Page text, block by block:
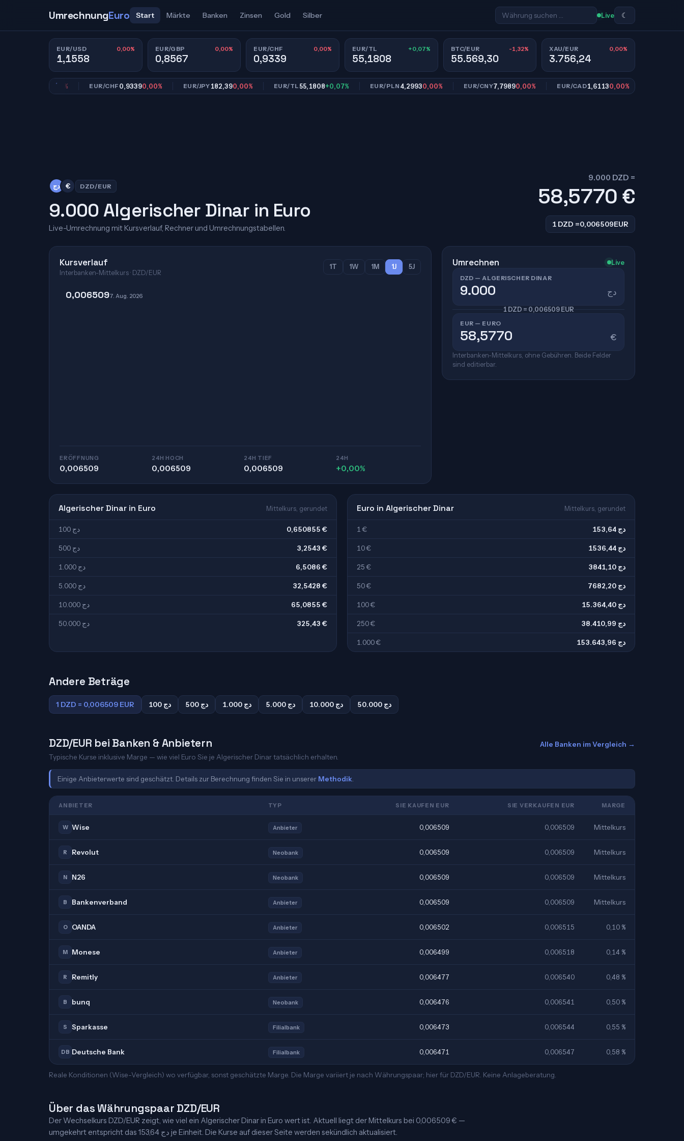
UmrechnungEuro Start Märkte Banken Zinsen Gold Silber Live ☾
EUR/USD 0,00%
1,1558
EUR/GBP 0,00%
0,8567
EUR/CHF 0,00%
0,9339
EUR/TL +0,07%
55,1808
BTC/EUR -1,32%
55.569,30
XAU/EUR 0,00%
3.756,24
EUR/CHF0,93390,00% EUR/JPY 182,390,00% EUR/TL55,1808+0,07% EUR/PLN4,29930,00% EUR/CNY7,79890,00% EUR/CAD1,61130,00%
دج € DZD/EUR
9.000 Algerischer Dinar in Euro
Live-Umrechnung mit Kursverlauf, Rechner und Umrechnungstabellen.
9.000 DZD =
58,5770 €
1 DZD =0,006509EUR
Kursverlauf
Interbanken-Mittelkurs · DZD/EUR
1T 1W 1M 1J 5J
0,0065097. Aug. 2026
ERÖFFNUNG
0,006509
24H HOCH
0,006509
24H TIEF
0,006509
24H
+0,00%
Umrechnen Live
DZD — ALGERISCHER DINAR
دج
1 DZD = 0,006509 EUR
EUR — EURO
€
Interbanken-Mittelkurs, ohne Gebühren. Beide Felder
sind editierbar.
Algerischer Dinar in Euro Mittelkurs, gerundet
100 دج 0,650855 €
500 دج 3,2543 €
1.000 دج 6,5086 €
5.000 دج 32,5428 €
10.000 دج 65,0855 €
50.000 دج 325,43 €
Euro in Algerischer Dinar Mittelkurs, gerundet
1 € 153,64 دج
10 € 1536,44 دج
25 € 3841,10 دج
50 € 7682,20 دج
100 € 15.364,40 دج
250 € 38.410,99 دج
1.000 € 153.643,96 دج
Andere Beträge
1 DZD = 0,006509 EUR 100 دج 500 دج 1.000 دج 5.000 دج 10.000 دج 50.000 دج
DZD/EUR bei Banken & Anbietern
Typische Kurse inklusive Marge — wie viel Euro Sie je Algerischer Dinar tatsächlich erhalten.
Alle Banken im Vergleich →
Einige Anbieterwerte sind geschätzt. Details zur Berechnung finden Sie in unserer Methodik
ANBIETER TYP SIE KAUFEN EUR SIE VERKAUFEN EUR MARGE
W Wise Anbieter 0,006509 0,006509 Mittelkurs
R Revolut Neobank 0,006509 0,006509 Mittelkurs
N N26 Neobank 0,006509 0,006509 Mittelkurs
B Bankenverband Anbieter 0,006509 0,006509 Mittelkurs
O OANDA Anbieter 0,006502 0,006515 0,10 %
M Monese Anbieter 0,006499 0,006518 0,14 %
R Remitly Anbieter 0,006477 0,006540 0,48 %
B bunq Neobank 0,006476 0,006541 0,50 %
S Sparkasse Filialbank 0,006473 0,006544 0,55 %
DB Deutsche Bank Filialbank 0,006471 0,006547 0,58 %
Reale Konditionen (Wise-Vergleich) wo verfügbar, sonst geschätzte Marge. Die Marge variiert je nach Währungspaar; hier für DZD/EUR. Keine Anlageberatung.
Über das Währungspaar DZD/EUR
Der Wechselkurs DZD/EUR zeigt, wie viel ein Algerischer Dinar in Euro wert ist. Aktuell liegt der Mittelkurs bei 0,006509 € —
umgekehrt entspricht das 153,64 دج je Einheit. Die Kurse auf dieser Seite werden sekündlich aktualisiert.